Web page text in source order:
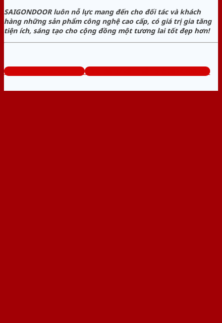
SAIGONDOOR luôn nỗ lực mang đến cho đối tác và khách
hàng những sản phẩm công nghệ cao cấp, có giá trị gia tăng
tiện ích, sáng tạo cho cộng đồng một tương lai tốt đẹp hơn!
www.cuagocuathep.com Tổng đài tư vấn miễn phí: 0824.400.400